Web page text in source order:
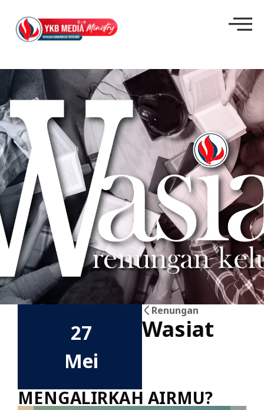
27
Mei
Renungan
Wasiat
MENGALIRKAH AIRMU?